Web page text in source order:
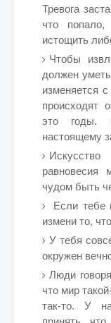
Тревога
что
истощить
Чтобы
должен
изменяется
происходят
это годы.
настоящему
чудом быть
Если тебе
измени то,
У тебя
окружен
Люди
что мир
так-то. У